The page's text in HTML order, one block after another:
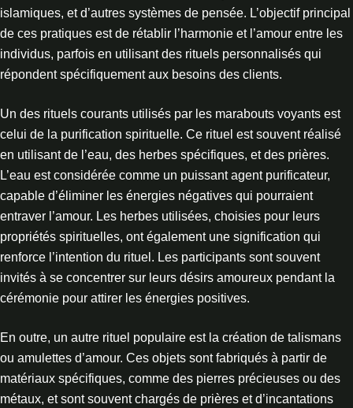
islamiques, et d’autres systèmes de pensée. L’objectif principal
de ces pratiques est de rétablir l’harmonie et l’amour entre les
individus, parfois en utilisant des rituels personnalisés qui
répondent spécifiquement aux besoins des clients.
Un des rituels courants utilisés par les marabouts voyants est
celui de la purification spirituelle. Ce rituel est souvent réalisé
en utilisant de l’eau, des herbes spécifiques, et des prières.
L’eau est considérée comme un puissant agent purificateur,
capable d’éliminer les énergies négatives qui pourraient
entraver l’amour. Les herbes utilisées, choisies pour leurs
propriétés spirituelles, ont également une signification qui
renforce l’intention du rituel. Les participants sont souvent
invités à se concentrer sur leurs désirs amoureux pendant la
cérémonie pour attirer les énergies positives.
En outre, un autre rituel populaire est la création de talismans
ou amulettes d’amour. Ces objets sont fabriqués à partir de
matériaux spécifiques, comme des pierres précieuses ou des
métaux, et sont souvent chargés de prières et d’incantations